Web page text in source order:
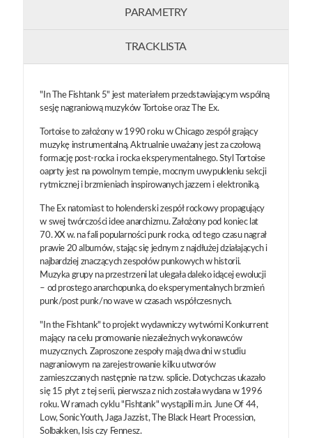
PARAMETRY
TRACKLISTA
"In The Fishtank 5" jest materiałem przedstawiającym wspólną
sesję nagraniową muzyków Tortoise oraz The Ex.
Tortoise to założony w 1990 roku w Chicago zespół grający
muzykę instrumentalną. Aktrualnie uważany jest za czołową
formację post-rocka i rocka eksperymentalnego. Styl Tortoise
oaprty jest na powolnym tempie, mocnym uwypukleniu sekcji
rytmicznej i brzmieniach inspirowanych jazzem i elektroniką.
The Ex natomiast to holenderski zespół rockowy propagujący
w swej twórczości idee anarchizmu. Założony pod koniec lat
70. XX w. na fali popularności punk rocka, od tego czasu nagrał
prawie 20 albumów, stając się jednym z najdłużej działających i
najbardziej znaczących zespołów punkowych w historii.
Muzyka grupy na przestrzeni lat ulegała daleko idącej ewolucji
– od prostego anarchopunka, do eksperymentalnych brzmień
punk/post punk/no wave w czasach współczesnych.
"In the Fishtank" to projekt wydawniczy wytwórni Konkurrent
mający na celu promowanie niezależnych wykonawców
muzycznych. Zaproszone zespoły mają dwa dni w studiu
nagraniowym na zarejestrowanie kilku utworów
zamieszczanych następnie na tzw. splicie. Dotychczas ukazało
się 15 płyt z tej serii, pierwsza z nich została wydana w 1996
roku. W ramach cyklu "Fishtank" wystąpili m.in. June Of 44,
Low, Sonic Youth, Jaga Jazzist, The Black Heart Procession,
Solbakken, Isis czy Fennesz.